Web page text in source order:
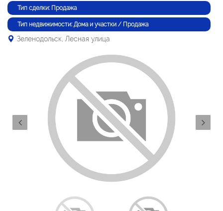
Тип сделки: Продажа
Тип недвижимости: Дома и участки / Продажа
Зеленодольск, Лесная улица